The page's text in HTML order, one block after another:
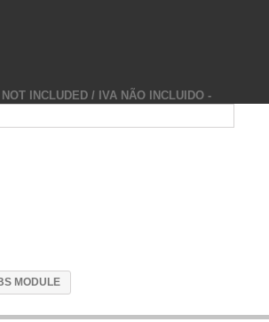
INCLUDED / IVA NÃO INCLUIDO -
MODULE